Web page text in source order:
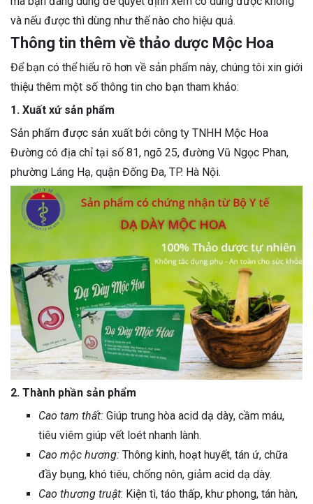
và nếu được thì dùng như thế nào cho hiệu quả.
Thông tin thêm về thảo dược Mộc Hoa
Để bạn có thể hiểu rõ hơn về sản phẩm này, chúng tôi xin giới
thiệu thêm một số thông tin cho bạn tham khảo:
1. Xuất xứ sản phẩm
Sản phẩm được sản xuất bởi công ty TNHH Mộc Hoa
Đường có địa chỉ tại số 81, ngõ 25, đường Vũ Ngọc Phan,
phường Láng Hạ, quận Đống Đa, TP. Hà Nội.
2. Thành phần sản phẩm
Cao tam thất: Giúp trung hòa acid dạ dày, cầm máu,
tiêu viêm giúp vết loét nhanh lành.
Cao mộc hương: Thông kinh, hoạt huyết, tán ứ, chữa
đầy bụng, khó tiêu, chống nôn, giảm acid dạ dày.
Cao thương truật: Kiện tì, táo thấp, khư phong, tán hàn,